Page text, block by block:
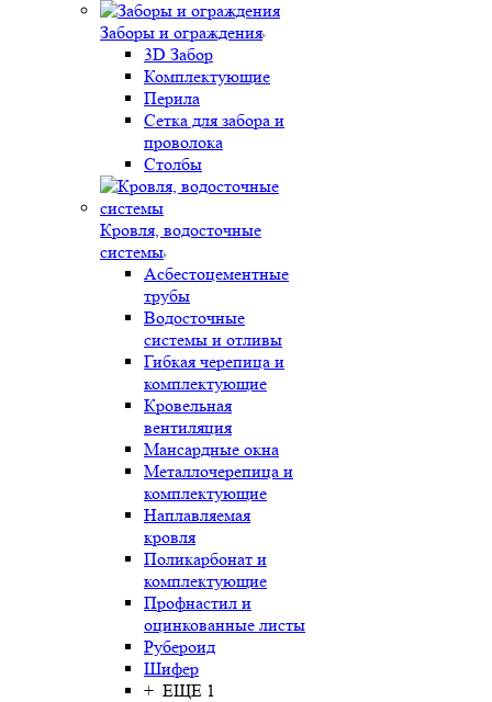
Заборы и ограждения
3D Забор
Комплектующие
Перила
Сетка для забора и
проволока
Столбы
Кровля, водосточные
системы
Асбестоцементные
трубы
Водосточные
системы и отливы
Гибкая черепица и
комплектующие
Кровельная
вентиляция
Мансардные окна
Металлочерепица и
комплектующие
Наплавляемая
кровля
Поликарбонат и
комплектующие
Профнастил и
оцинкованные листы
Рубероид
Шифер
+ ЕЩЕ 1